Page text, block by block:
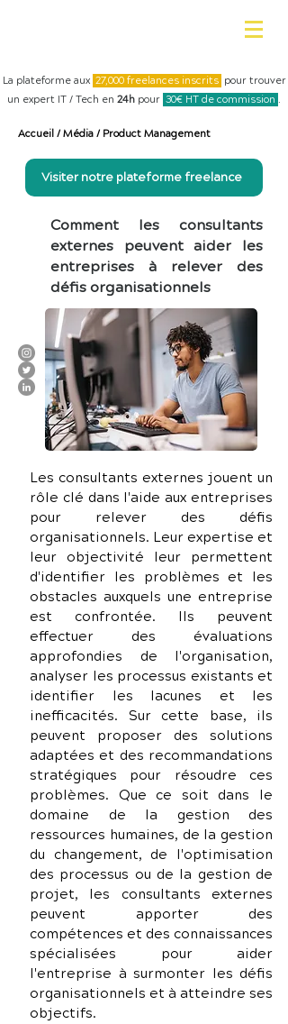
La plateforme aux 27,000 freelances inscrits pour trouver
un expert IT / Tech en 24h pour 30€ HT de commission .
Accueil / Média / Product Management
Visiter notre plateforme freelance
Comment les consultants
externes peuvent aider les
entreprises à relever des
défis organisationnels
Les consultants externes jouent un
rôle clé dans l'aide aux entreprises
pour relever des défis
organisationnels. Leur expertise et
leur objectivité leur permettent
d'identifier les problèmes et les
obstacles auxquels une entreprise
est confrontée. Ils peuvent
effectuer des évaluations
approfondies de l'organisation,
analyser les processus existants et
identifier les lacunes et les
inefficacités. Sur cette base, ils
peuvent proposer des solutions
adaptées et des recommandations
stratégiques pour résoudre ces
problèmes. Que ce soit dans le
domaine de la gestion des
ressources humaines, de la gestion
du changement, de l'optimisation
des processus ou de la gestion de
projet, les consultants externes
peuvent apporter des
compétences et des connaissances
spécialisées pour aider
l'entreprise à surmonter les défis
organisationnels et à atteindre ses
objectifs.